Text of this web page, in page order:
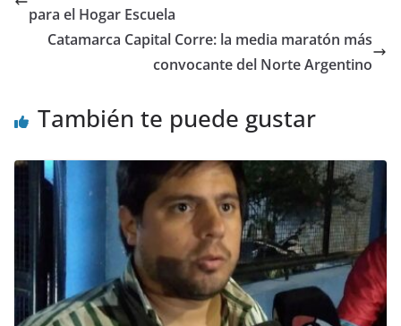
para el Hogar Escuela
Catamarca Capital Corre: la media maratón más
convocante del Norte Argentino
También te puede gustar